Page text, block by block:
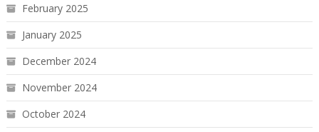
February 2025
January 2025
December 2024
November 2024
October 2024